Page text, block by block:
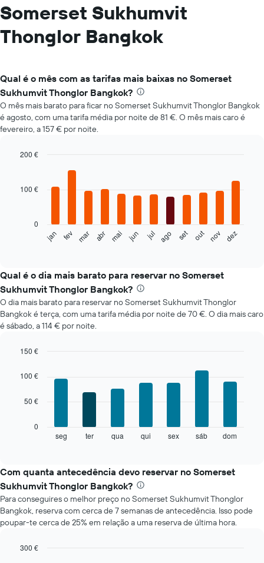
Somerset Sukhumvit
Thonglor Bangkok
Qual é o mês com as tarifas mais baixas no Somerset
Sukhumvit Thonglor Bangkok?
O mês mais barato para ficar no Somerset Sukhumvit Thonglor Bangkok
é agosto, com uma tarifa média por noite de 81 €. O mês mais caro é
fevereiro, a 157 € por noite.
with
o
preço
médio
de
um
quarto
cada
O
meses
abcissa.
o
preço
médio
de
um
quarto
ordenada
jan fev mar abr mai jun jul ago set out nov dez
0
100 €
200 €
Qual é o dia mais barato para reservar no Somerset
Sukhumvit Thonglor Bangkok?
O dia mais barato para reservar no Somerset Sukhumvit Thonglor
Bangkok é terça, com uma tarifa média por noite de 70 €. O dia mais caro
é sábado, a 114 € por noite.
chart
bars.
o
preço
médio
de
um
quarto
cada
graphic.
seg ter qua qui sex sáb dom
0
50 €
100 €
150 €
Com quanta antecedência devo reservar no Somerset
Sukhumvit Thonglor Bangkok?
Para conseguires o melhor preço no Somerset Sukhumvit Thonglor
Bangkok, reserva com cerca de 7 semanas de antecedência. Isso pode
poupar-te cerca de 25% em relação a uma reserva de última hora.
300 €